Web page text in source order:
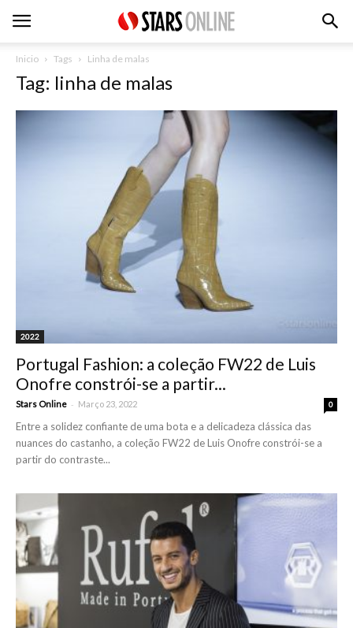
Inicio Tags Linha de malas
Tag: linha de malas
2022
Portugal Fashion: a coleção FW22 de Luis
Onofre constrói-se a partir...
Stars Online - Março 23, 2022 0
Entre a solidez confiante de uma bota e a delicadeza clássica das
nuances do castanho, a coleção FW22 de Luis Onofre constrói-se a
partir do contraste...